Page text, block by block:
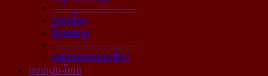
----------------------------
បច្ចេកវិទ្យា
វិទ្យាសាស្ត្រ
----------------------------
បណ្ដុំអត្ថបទបច្ចេកវិទ្យា
ស្រាវជ្រាវ-វិភាគ